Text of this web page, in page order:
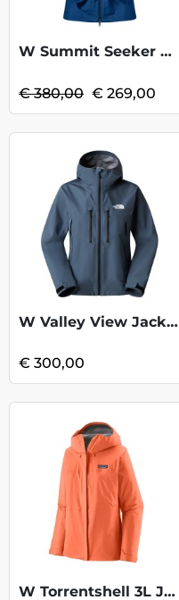
W Summit Seeker GTX Jkt-HaleNavy KOOPJE
€ 380,00 € 269,00
W Valley View Jacket - Granite Grey
€ 300,00
W Torrentshell 3L Jacket - Peach Sherbet